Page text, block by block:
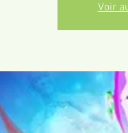
Voir